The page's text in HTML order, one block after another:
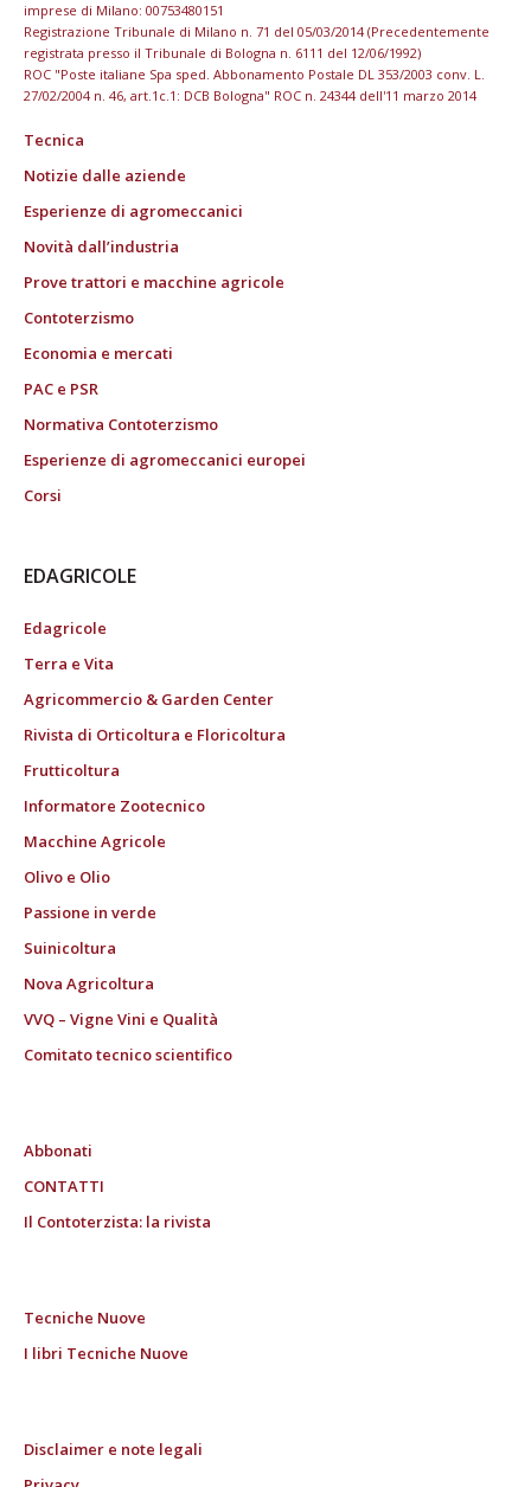
imprese di Milano: 00753480151
Registrazione Tribunale di Milano n. 71 del 05/03/2014 (Precedentemente
registrata presso il Tribunale di Bologna n. 6111 del 12/06/1992)
ROC "Poste italiane Spa sped. Abbonamento Postale DL 353/2003 conv. L.
27/02/2004 n. 46, art.1c.1: DCB Bologna" ROC n. 24344 dell'11 marzo 2014
Tecnica
Notizie dalle aziende
Esperienze di agromeccanici
Novità dall’industria
Prove trattori e macchine agricole
Contoterzismo
Economia e mercati
PAC e PSR
Normativa Contoterzismo
Esperienze di agromeccanici europei
Corsi
EDAGRICOLE
Edagricole
Terra e Vita
Agricommercio & Garden Center
Rivista di Orticoltura e Floricoltura
Frutticoltura
Informatore Zootecnico
Macchine Agricole
Olivo e Olio
Passione in verde
Suinicoltura
Nova Agricoltura
VVQ – Vigne Vini e Qualità
Comitato tecnico scientifico
Abbonati
CONTATTI
Il Contoterzista: la rivista
Tecniche Nuove
I libri Tecniche Nuove
Disclaimer e note legali